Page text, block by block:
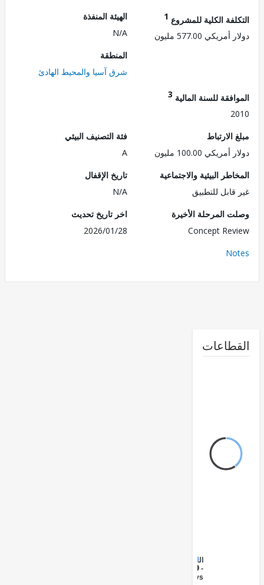
الكلية للمشروع1
577.00 مليون
الهيئة المنفذة
شرق آسيا والمحيط الهادئ
للسنة المالية3
100.00 مليون
فئة التصنيف البيئي
A
البيئية والاجتماعية
للتطبيق
تاريخ الإقفال
المرحلة الأخيرة
Concept
اخر تاريخ تحديث
2026/01/28
Ports/Waterways